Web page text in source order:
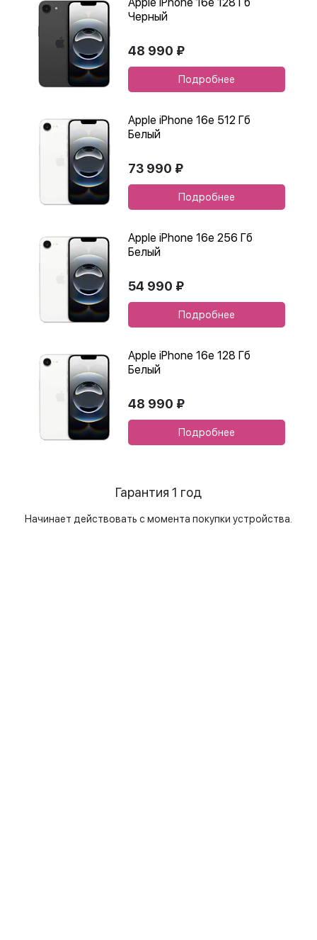
Черный
48 990 ₽
Подробнее
Apple iPhone 16e 512 Гб
Белый
73 990 ₽
Подробнее
Apple iPhone 16e 256 Гб
Белый
54 990 ₽
Подробнее
Apple iPhone 16e 128 Гб
Белый
48 990 ₽
Подробнее
Гарантия 1 год
Начинает действовать с момента покупки устройства.